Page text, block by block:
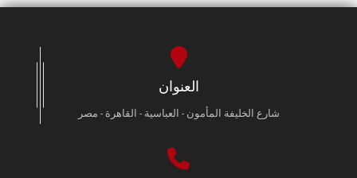
العنوان
شارع الخليفة المأمون - العباسية - القاهرة - مصر